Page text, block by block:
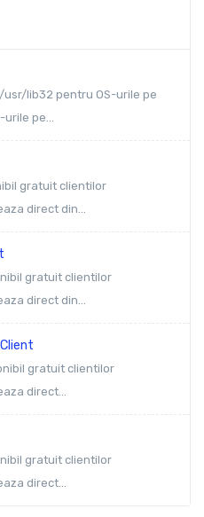
lib32 pentru OS-urile pe
urile pe...
gratuit clientilor
direct din...
gratuit clientilor
direct din...
gratuit clientilor
direct...
gratuit clientilor
direct...